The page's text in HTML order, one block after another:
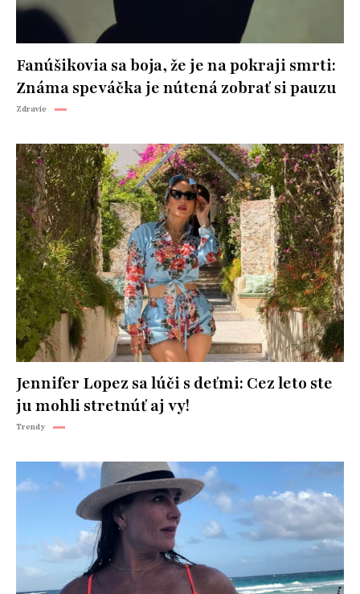
Fanúšikovia sa boja, že je na pokraji smrti:
Známa speváčka je nútená zobrať si pauzu
Zdravie
Jennifer Lopez sa lúči s deťmi: Cez leto ste
ju mohli stretnúť aj vy!
Trendy